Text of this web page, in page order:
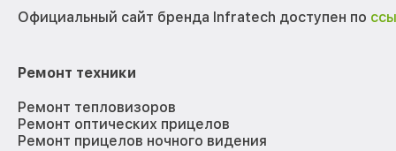
Официальный сайт бренда Infratech доступен по
Ремонт техники
Ремонт тепловизоров
Ремонт оптических прицелов
Ремонт прицелов ночного видения